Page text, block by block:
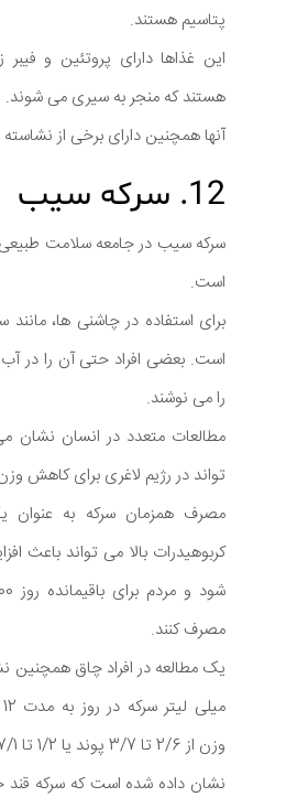
پتاسیم هستند.
این غذاها دارای پروتئین و
هستند که منجر به سیری می شوند.
آنها همچنین دارای برخی از
12. سرکه سیب
سرکه سیب در جامعه سلامت
است.
برای استفاده در چاشنی ها،
است. بعضی افراد حتی آن را در
را می نوشند.
مطالعات متعدد در انسان نشان
تواند در رژیم لاغری برای کاهش
مصرف همزمان سرکه به عنوان
کربوهیدرات بالا می تواند باعث
مصرف کنند.
وزن از 2/6 تا 3/7 پوند یا 1/2 تا 7/1 کیلوگرم می شود.
نشان داده شده است که سرکه